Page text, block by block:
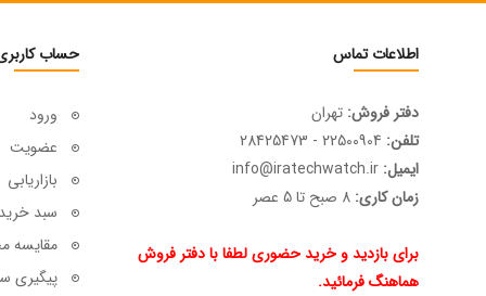
اطلاعات تماس
دفتر فروش: تهران
تلفن: 22500904 - 28425473
ایمیل: info@iratechwatch.ir
زمان کاری:8 صبح تا 5 عصر
برای بازدید و خرید حضوری لطفا با دفتر فروش
هماهنگ فرمائید.
حساب
ورود
عضویت
بازاریابی
سبد خرید
مقایسه
پیگیری